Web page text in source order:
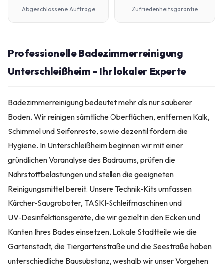
Abgeschlossene Aufträge Zufriedenheitsgarantie
Professionelle Badezimmerreinigung
Unterschleißheim – Ihr lokaler Experte
Badezimmerreinigung bedeutet mehr als nur sauberer
Boden. Wir reinigen sämtliche Oberflächen, entfernen Kalk,
Schimmel und Seifenreste, sowie dezentil fördern die
Hygiene. In Unterschleißheim beginnen wir mit einer
gründlichen Voranalyse des Badraums, prüfen die
Nährstoffbelastungen und stellen die geeigneten
Reinigungsmittel bereit. Unsere Technik‑Kits umfassen
Kärcher‑Saugroboter, TASKI‑Schleifmaschinen und
UV‑Desinfektionsgeräte, die wir gezielt in den Ecken und
Kanten Ihres Bades einsetzen. Lokale Stadtteile wie die
Gartenstadt, die Tiergartenstraße und die Seestraße haben
unterschiedliche Bausubstanz, weshalb wir unser Vorgehen